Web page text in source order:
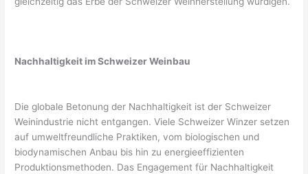
Nachhaltigkeit im Schweizer Weinbau
Die globale Betonung der Nachhaltigkeit ist der Schweizer
Weinindustrie nicht entgangen. Viele Schweizer Winzer setzen
auf umweltfreundliche Praktiken, vom biologischen und
biodynamischen Anbau bis hin zu energieeffizienten
Produktionsmethoden. Das Engagement für Nachhaltigkeit